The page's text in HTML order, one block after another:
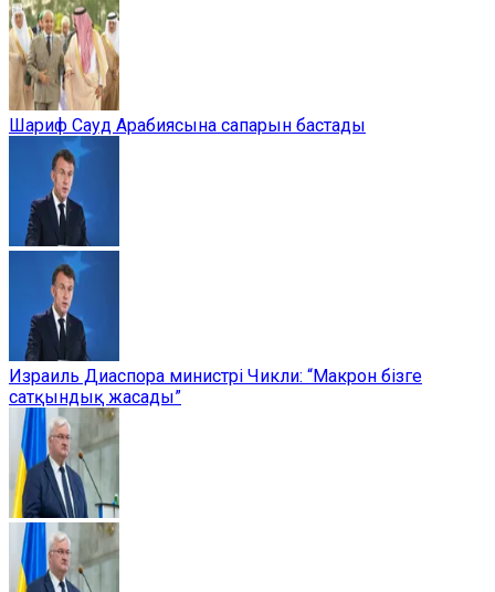
Шариф Сауд Арабиясына сапарын бастады
Израиль Диаспора министрі Чикли: “Макрон бізге
сатқындық жасады”